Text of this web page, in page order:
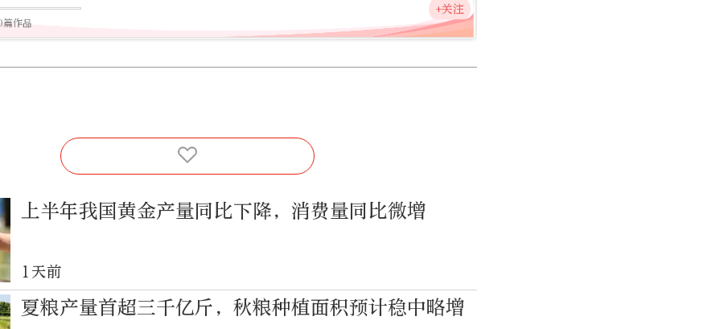
作品
+关注
上半年我国黄金产量同比下降，消费量同比微增
1天前
夏粮产量首超三千亿斤，秋粮种植面积预计稳中略增